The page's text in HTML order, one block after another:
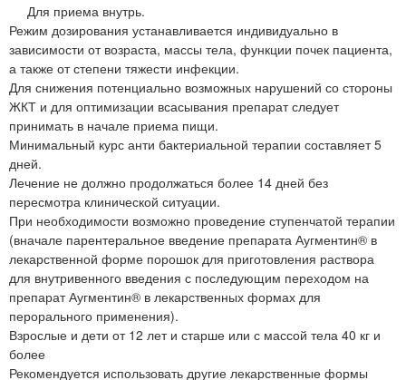
Для приема внутрь.
Режим дозирования устанавливается индивидуально в
зависимости от возраста, массы тела, функции почек пациента,
а также от степени тяжести инфекции.
Для снижения потенциально возможных нарушений со стороны
ЖКТ и для оптимизации всасывания препарат следует
принимать в начале приема пищи.
Минимальный курс анти бактериальной терапии составляет 5
дней.
Лечение не должно продолжаться более 14 дней без
пересмотра клинической ситуации.
При необходимости возможно проведение ступенчатой терапии
(вначале парентеральное введение препарата Аугментин® в
лекарственной форме порошок для приготовления раствора
для внутривенного введения с последующим переходом на
препарат Аугментин® в лекарственных формах для
перорального применения).
Взрослые и дети от 12 лет и старше или с массой тела 40 кг и
более
Рекомендуется использовать другие лекарственные формы